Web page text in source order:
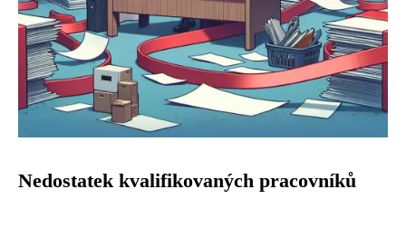
Nedostatek kvalifikovaných pracovníků